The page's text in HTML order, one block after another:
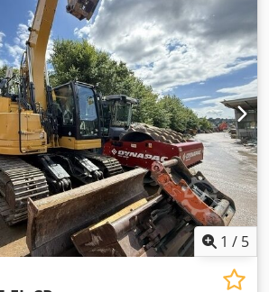
kg * Abmessungen
- Transportbreite: 1.780 mm -
mm) * Kurzheck (ECR – Extended
Aptjck * Proportionale
1 / 5